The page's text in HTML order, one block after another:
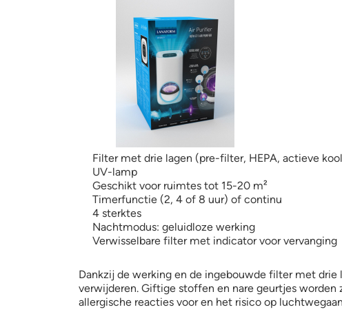
Filter met drie lagen (pre-filter, HEPA, actieve
UV-lamp
Geschikt voor ruimtes tot 15-20 m²
Timerfunctie (2, 4 of 8 uur) of continu
4 sterktes
Nachtmodus: geluidloze werking
Verwisselbare filter met indicator voor vervanging
Dankzij de werking en de ingebouwde filter met
verwijderen. Giftige stoffen en nare geurtjes worden
allergische reacties voor en het risico op